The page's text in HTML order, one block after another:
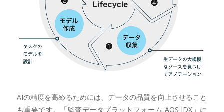
AIの精度を高めるためには、データの品質を向上させること
も重要です。「監査データプラットフォーム AOS IDX」に